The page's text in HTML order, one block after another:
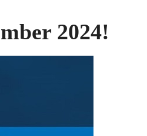
2024!